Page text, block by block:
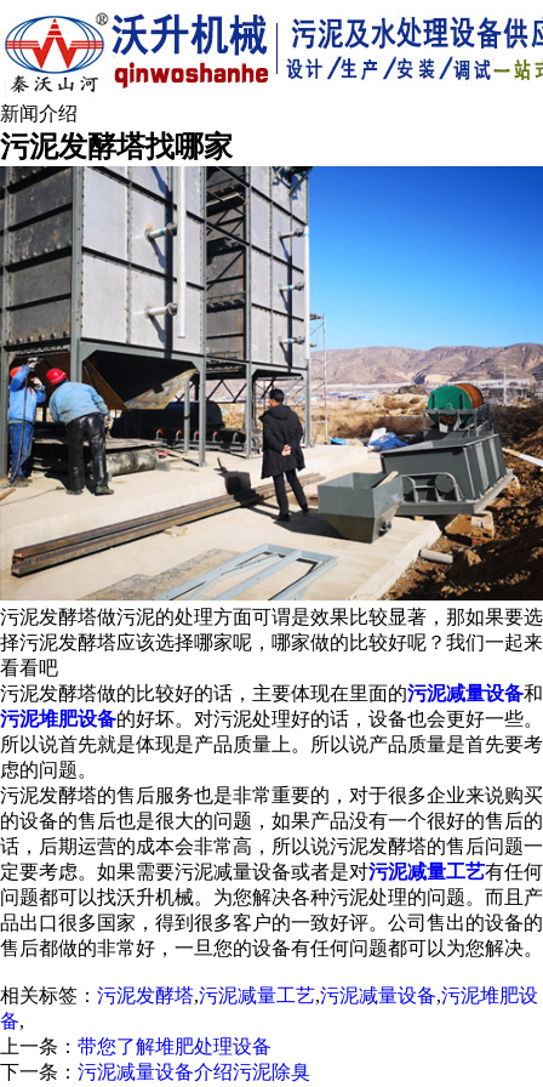
新闻介绍
污泥发酵塔找哪家
污泥发酵塔做污泥的处理方面可谓是效果比较显著，那如果要选
择污泥发酵塔应该选择哪家呢，哪家做的比较好呢？我们一起来
看看吧
污泥发酵塔做的比较好的话，主要体现在里面的污泥减量设备和
污泥堆肥设备的好坏。对污泥处理好的话，设备也会更好一些。
所以说首先就是体现是产品质量上。所以说产品质量是首先要考
虑的问题。
污泥发酵塔的售后服务也是非常重要的，对于很多企业来说购买
的设备的售后也是很大的问题，如果产品没有一个很好的售后的
话，后期运营的成本会非常高，所以说污泥发酵塔的售后问题一
定要考虑。如果需要污泥减量设备或者是对污泥减量工艺有任何
问题都可以找沃升机械。为您解决各种污泥处理的问题。而且产
品出口很多国家，得到很多客户的一致好评。公司售出的设备的
售后都做的非常好，一旦您的设备有任何问题都可以为您解决。
相关标签： 污泥发酵塔,污泥减量工艺,污泥减量设备,污泥堆肥设
备,
上一条： 带您了解堆肥处理设备
下一条： 污泥减量设备介绍污泥除臭